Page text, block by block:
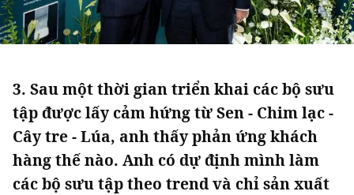
3. Sau một thời gian triển khai các bộ sưu
tập được lấy cảm hứng từ Sen - Chim lạc -
Cây tre - Lúa, anh thấy phản ứng khách
hàng thế nào. Anh có dự định mình làm
các bộ sưu tập theo trend và chỉ sản xuất